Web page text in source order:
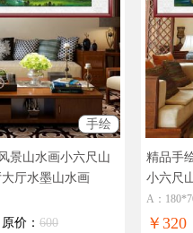
手绘
景山水画小六尺山
厅水墨山水画
原价： 600
精品手
小六尺
水画
A：
￥320